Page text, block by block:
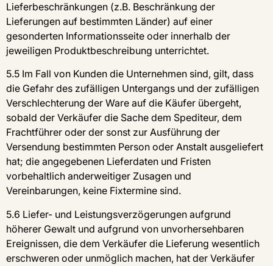
Lieferbeschränkungen (z.B. Beschränkung der
Lieferungen auf bestimmten Länder) auf einer
gesonderten Informationsseite oder innerhalb der
jeweiligen Produktbeschreibung unterrichtet.
5.5 Im Fall von Kunden die Unternehmen sind, gilt, dass
die Gefahr des zufälligen Untergangs und der zufälligen
Verschlechterung der Ware auf die Käufer übergeht,
sobald der Verkäufer die Sache dem Spediteur, dem
Frachtführer oder der sonst zur Ausführung der
Versendung bestimmten Person oder Anstalt ausgeliefert
hat; die angegebenen Lieferdaten und Fristen
vorbehaltlich anderweitiger Zusagen und
Vereinbarungen, keine Fixtermine sind.
5.6 Liefer- und Leistungsverzögerungen aufgrund
höherer Gewalt und aufgrund von unvorhersehbaren
Ereignissen, die dem Verkäufer die Lieferung wesentlich
erschweren oder unmöglich machen, hat der Verkäufer